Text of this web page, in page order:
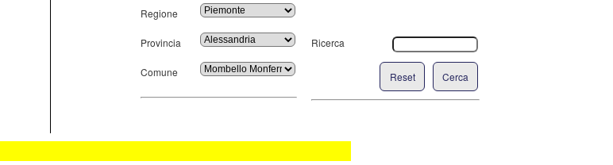
Regione
Provincia
Comune
Ricerca
Cerca
Reset